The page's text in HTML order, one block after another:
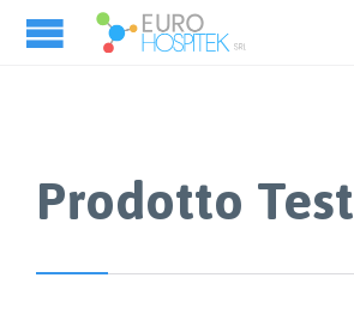
Prodotto Test